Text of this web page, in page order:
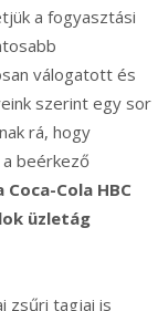
a fogyasztási
válogatott és
szerint egy sor
rá, hogy
beérkező
Coca-Cola HBC
üzletág
zsűri tagjai is